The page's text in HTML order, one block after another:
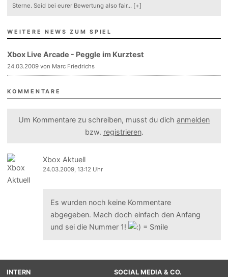
Sterne. Seid bei eurer Bewertung also fair... [+]
WEITERE NEWS ZUM SPIEL
Xbox Live Arcade - Peggle im Kurztest
24.03.2009 von Marc Friedrichs
KOMMENTARE
Um Kommentare zu schreiben, musst du dich anmelden
bzw. registrieren.
Xbox Aktuell
24.03.2009, 13:12 Uhr
Es wurden noch keine Kommentare
abgegeben. Mach doch einfach den Anfang
und sei die Nummer 1!
INTERN
SOCIAL MEDIA & CO.